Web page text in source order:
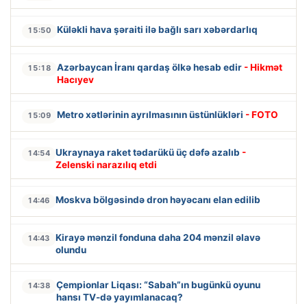
15:50 Küləkli hava şəraiti ilə bağlı sarı xəbərdarlıq
15:18 Azərbaycan İranı qardaş ölkə hesab edir - Hikmət
Hacıyev
15:09 Metro xətlərinin ayrılmasının üstünlükləri - FOTO
14:54 Ukraynaya raket tədarükü üç dəfə azalıb -
Zelenski narazılıq etdi
14:46 Moskva bölgəsində dron həyəcanı elan edilib
14:43
Kirayə mənzil fonduna daha 204 mənzil əlavə
olundu
14:38
Çempionlar Liqası: “Sabah”ın bugünkü oyunu
hansı TV-də yayımlanacaq?